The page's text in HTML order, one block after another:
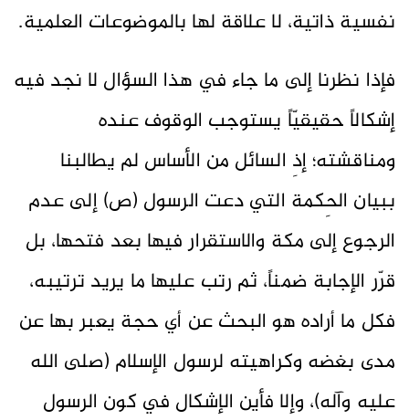
نفسية ذاتية، لا علاقة لها بالموضوعات العلمية.
فإذا نظرنا إلى ما جاء في هذا السؤال لا نجد فيه
إشكالاً حقيقيّاً يستوجب الوقوف عنده
ومناقشته؛ إذِ السائل من الأساس لم يطالبنا
ببيان الحِكمة التي دعت الرسول (ص) إلى عدم
الرجوع إلى مكة والاستقرار فيها بعد فتحها، بل
قرّر الإجابة ضمناً، ثم رتب عليها ما يريد ترتيبه،
فكل ما أراده هو البحث عن أي حجة يعبر بها عن
مدى بغضه وكراهيته لرسول الإسلام (صلى الله
عليه وآله)، وإلا فأين الإشكال في كون الرسول